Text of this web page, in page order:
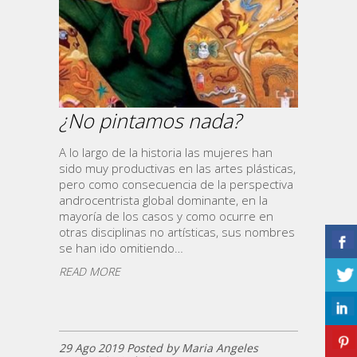
¿No pintamos nada?
A lo largo de la historia las mujeres han
sido muy productivas en las artes plásticas,
pero como consecuencia de la perspectiva
androcentrista global dominante, en la
mayoría de los casos y como ocurre en
otras disciplinas no artísticas, sus nombres
se han ido omitiendo…
READ MORE
29 Ago 2019 Posted by Maria Angeles